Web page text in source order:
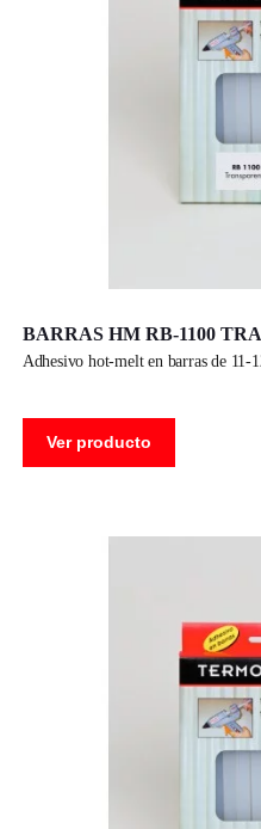
BARRAS HM RB-1100
adhesivo hot-melt en barras de 11-
Ver producto